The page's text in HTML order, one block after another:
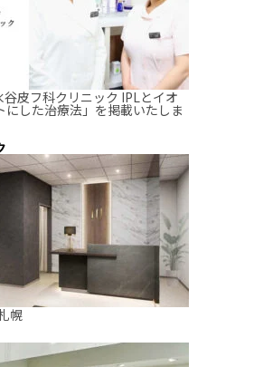
谷皮フ科クリニック IPLとイオ
にした治療法」を掲載いたしま
幌